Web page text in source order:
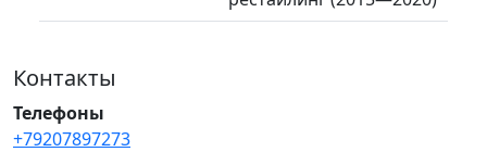
Контакты
Телефоны
+79207897273